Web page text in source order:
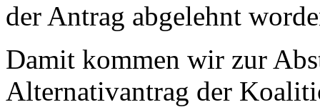
der Antrag abgelehnt
Damit kommen wir zur
Alternativantrag der